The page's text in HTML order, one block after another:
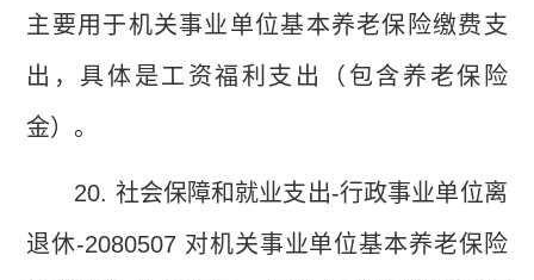
主要用于机关事业单位基本养老保险缴费支
出，具体是工资福利支出（包含养老保险
金）。
20. 社会保障和就业支出-行政事业单位离
退休-2080507 对机关事业单位基本养老保险